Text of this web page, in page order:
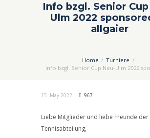
Info bzgl. Senior
Ulm 2022
allgaier
Home
Turniere
Info bzgl. Senior Cup Neu-Ulm 2022
15. May 2022 967
Liebe Mitglieder und liebe Freunde der
Tennisabteilung,